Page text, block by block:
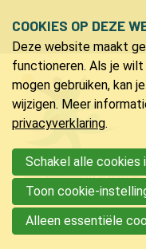
links
over
Spring
naar
de
Spring
naar
de
inhoud
Ons telefoon:
+32 9 218 91 20
COOKIES OP DEZE
Deze website maakt
functioneren. Als je
mogen gebruiken, kan
wijzigen. Meer
privacyverklaring.
Schakel alle cookies
Toon cookie-
Alleen essentiële